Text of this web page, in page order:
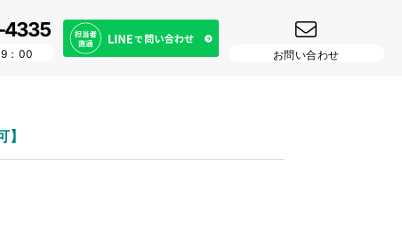
：00 お問い合わせ